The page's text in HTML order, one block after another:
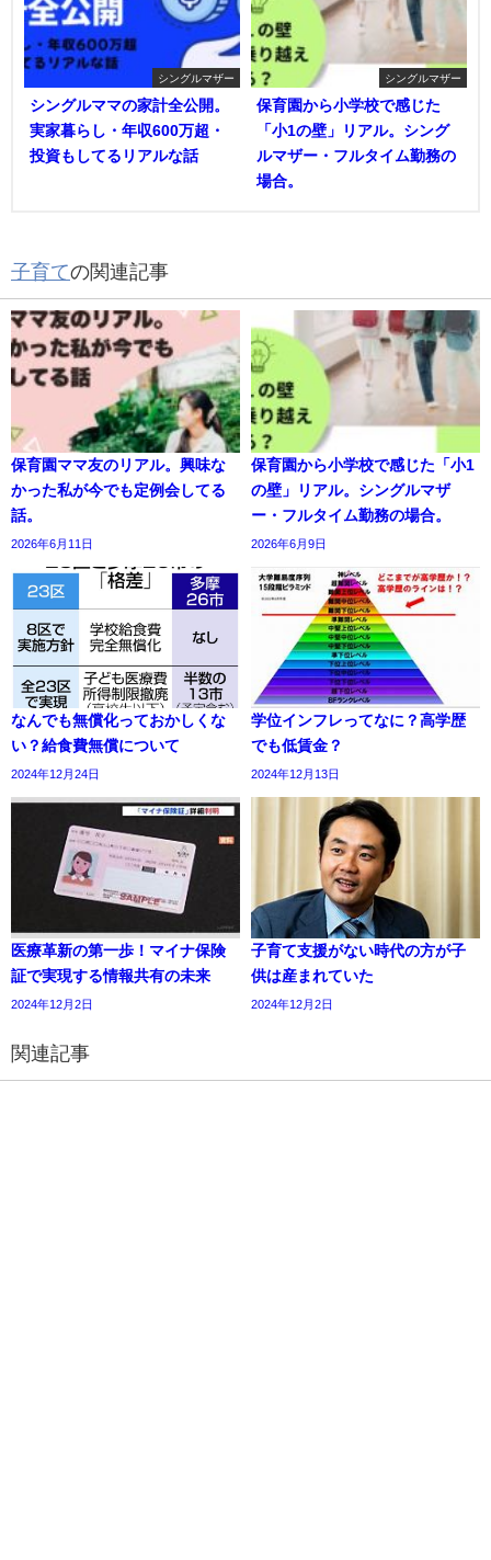
シングルマザー
シングルママの家計全公開。
実家暮らし・年収600万超・
投資もしてるリアルな話
シングルマザー
保育園から小学校で感じた
「小1の壁」リアル。シング
ルマザー・フルタイム勤務の
場合。
子育ての関連記事
保育園ママ友のリアル。興味な
かった私が今でも定例会してる
話。
2026年6月11日
保育園から小学校で感じた「小1
の壁」リアル。シングルマザ
ー・フルタイム勤務の場合。
2026年6月9日
なんでも無償化っておかしくな
い？給食費無償について
2024年12月24日
学位インフレってなに？高学歴
でも低賃金？
2024年12月13日
医療革新の第一歩！マイナ保険
証で実現する情報共有の未来
2024年12月2日
子育て支援がない時代の方が子
供は産まれていた
2024年12月2日
関連記事